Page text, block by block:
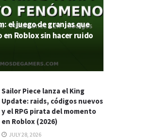
el juego de granjas que
Roblox sin hacer ruido
Sailor Piece lanza el King
Update: raids, códigos nuevos
y el RPG pirata del momento
en Roblox (2026)
JULY 28, 2026